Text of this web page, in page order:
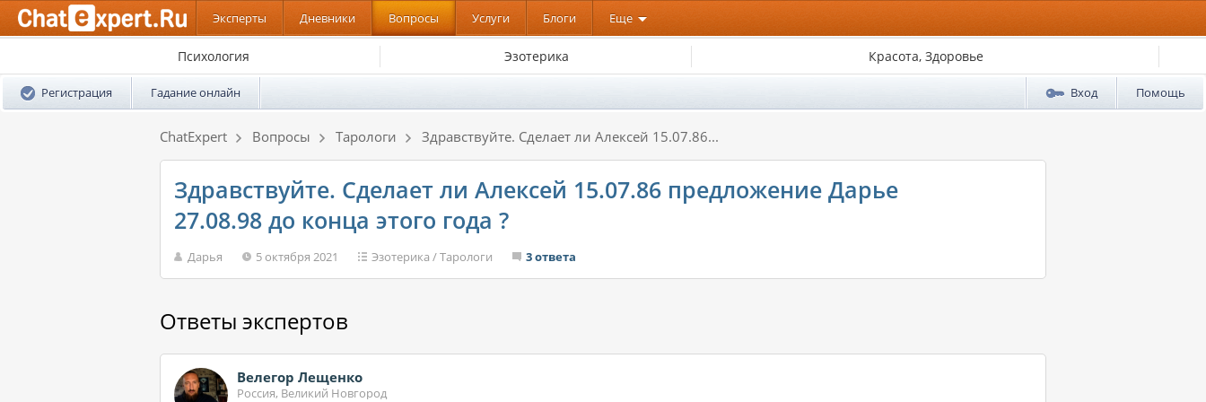
Эксперты Дневники Вопросы Услуги Блоги Еще
Психология Эзотерика Красота, Здоровье
Регистрация Гадание онлайн Вход Помощь
ChatExpert Вопросы Тарологи Здравствуйте. Сделает ли Алексей 15.07.86...
Здравствуйте. Сделает ли Алексей 15.07.86 предложение Дарье
27.08.98 до конца этого года ?
Дарья 5 октября 2021 Эзотерика /Тарологи 3 ответа
Ответы экспертов
Велегор Лещенко
Россия, Великий Новгород